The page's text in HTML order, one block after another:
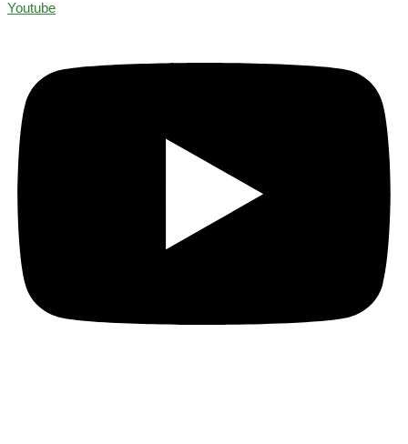
Youtube